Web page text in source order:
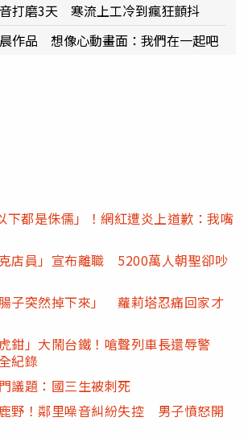
打磨3天 寒流上工冷到瘋狂顫抖
作品 想像心動畫面：我們在一起吧
下都是侏儒」！網紅遭炎上道歉：我嘴
克店員」宣布離職 5200萬人朝聖卻吵
子突然掉下來」 蘿莉塔忍痛回家才
鉗」大鬧台鐵！嗆聲列車長還辱警
紀錄
議題：國三生被刺死
野！鄰里噪音糾紛失控 男子憤怒開